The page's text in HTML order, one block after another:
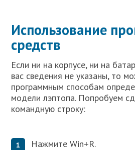
Использование
средств
Если ни на корпусе, ни на
вас сведения не указаны, то
программным способам
модели лэптопа. Попробуем
командную строку:
Нажмите Win+R.